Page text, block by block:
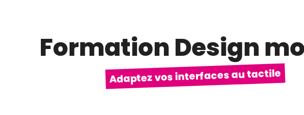
Formation Design
Adaptez vos interfaces au tactile